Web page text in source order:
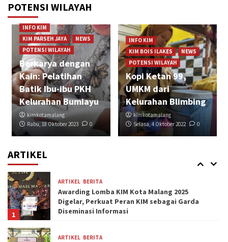
POTENSI WILAYAH
INFO KIM
KIM PARSEH JAYA
NEWS
POTENSI WILAYAH
Berkarya dengan
Kain: Pelatihan
Batik Ibu-ibu PKH
Kelurahan Bumiayu
kimkotamalang
Rabu, 18 Oktober 2023
0
INFO KIM
KIM BOIS ILAKES
NEWS
POTENSI WILAYAH
Kopi Ketan 99,
UMKM dari
Kelurahan Blimbing
kimkotamalang
Selasa, 4 Oktober 2022
0
ARTIKEL
ARTIKEL BERITA
Karnaval Budaya Nusantara Mojolangu 2025
Tampilkan Ragam Tradisi dan Antusiasme
Warga
4
ARTIKEL BERITA NEWS UTAMA
4 Cara Mengembalikan Indra Penciuman
Akibat Anosmia
5
ARTIKEL BERITA NEWS UTAMA
Tidak Hanya Sebagai Bahan Membuat
1
ARTIKEL BERITA
Awarding Lomba KIM Kota Malang 2025
Digelar, Perkuat Peran KIM sebagai Garda
Diseminasi Informasi
ARTIKEL BERITA